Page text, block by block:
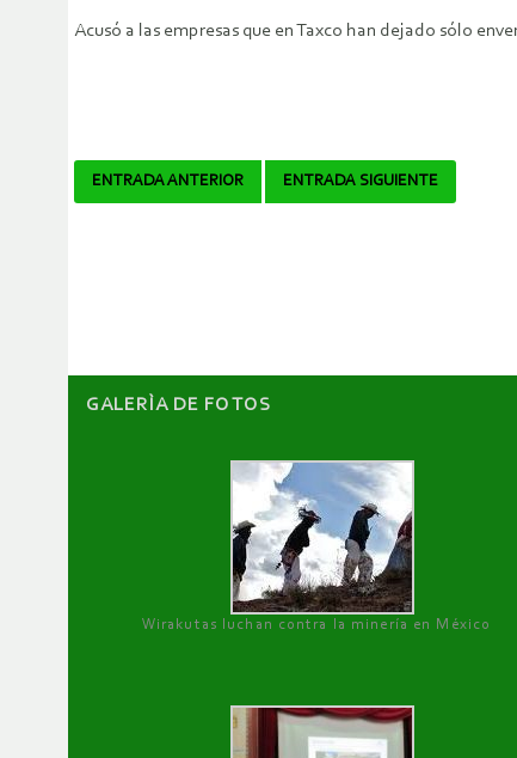
Acusó a las empresas que en Taxco han dejado sólo
Navegador
ENTRADA ANTERIOR ENTRADA SIGUIENTE
GALERÌA DE FOTOS
Wirakutas luchan contra la minería en México